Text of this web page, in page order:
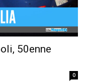
50enne
0